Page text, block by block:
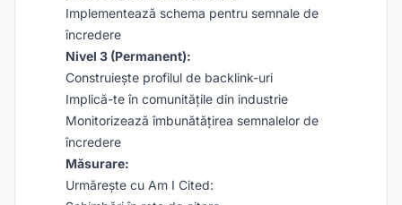
Implementează schema pentru semnale de
încredere
Nivel 3 (Permanent):
Construiește profilul de backlink-uri
Implică-te în comunitățile din industrie
Monitorizează îmbunătățirea semnalelor de
încredere
Măsurare:
Urmărește cu Am I Cited: